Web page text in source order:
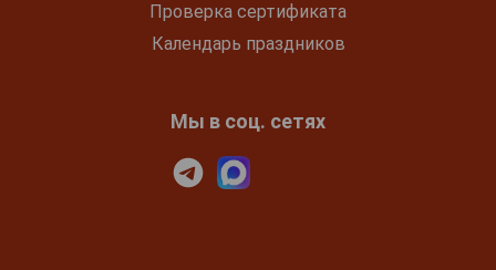
Проверка сертификата
Календарь праздников
Мы в соц. сетях